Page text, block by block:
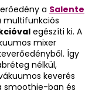
a Salente
multifunkciós
egészíti ki. A
mixer
Így
nélkül,
keverés
smoothie-ban és